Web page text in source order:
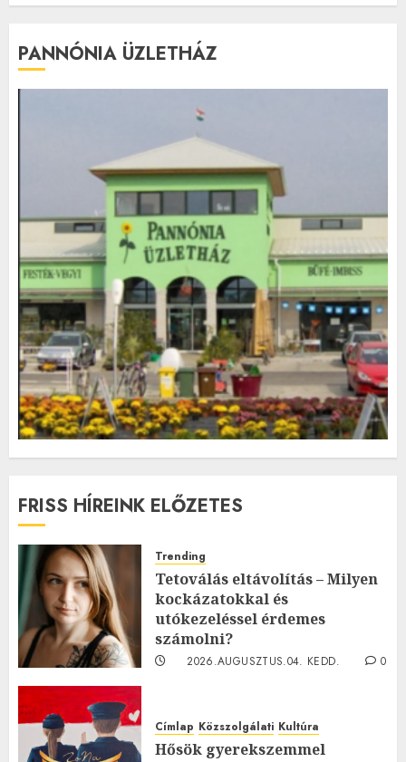
PANNÓNIA ÜZLETHÁZ
FRISS HÍREINK ELŐZETES
Trending
Tetoválás eltávolítás – Milyen
kockázatokkal és
utókezeléssel érdemes
számolni?
2026.AUGUSZTUS.04. KEDD.
0
Címlap Közszolgálati Kultúra
Hősök gyerekszemmel